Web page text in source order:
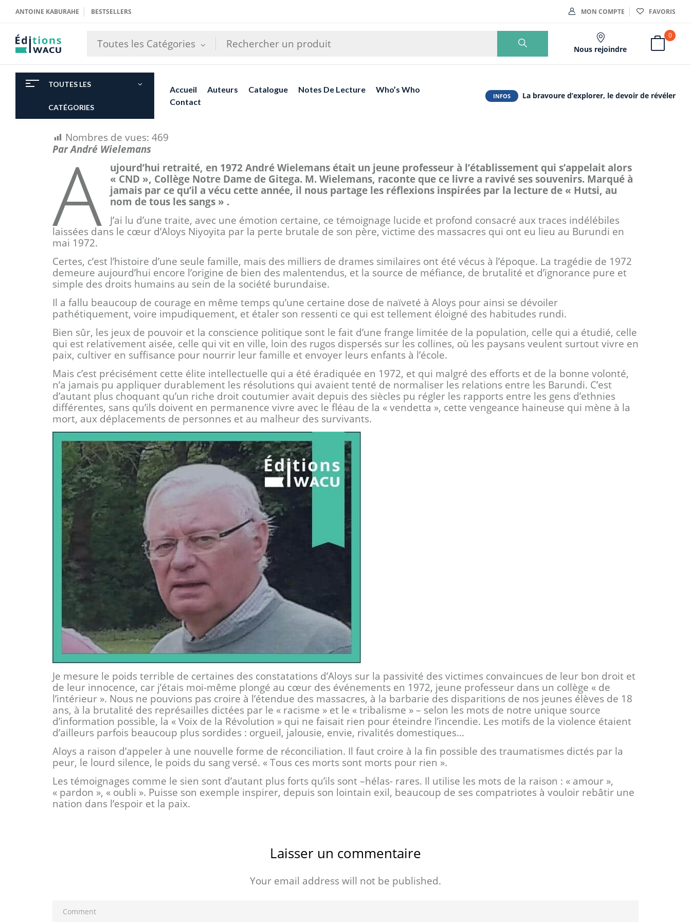
ANTOINE KABURAHE BESTSELLERS MON COMPTE FAVORIS
Toutes les Catégories Nous rejoindre
0
TOUTES LES
CATÉGORIES
Accueil Auteurs Catalogue Notes De Lecture
Who’s Who
Contact
INFOS La bravoure d’explorer, le devoir de révéler
Nombres de vues: 469
Par André Wielemans
A
ujourd’hui retraité, en 1972 André Wielemans était un jeune professeur à l’établissement qui s’appelait alors
« CND », Collège Notre Dame de Gitega. M. Wielemans, raconte que ce livre a ravivé ses souvenirs. Marqué à
jamais par ce qu’il a vécu cette année, il nous partage les réflexions inspirées par la lecture de « Hutsi, au
nom de tous les sangs » .
J’ai lu d’une traite, avec une émotion certaine, ce témoignage lucide et profond consacré aux traces indélébiles
laissées dans le cœur d’Aloys Niyoyita par la perte brutale de son père, victime des massacres qui ont eu lieu au Burundi en
mai 1972.
Certes, c’est l’histoire d’une seule famille, mais des milliers de drames similaires ont été vécus à l’époque. La tragédie de 1972
demeure aujourd’hui encore l’origine de bien des malentendus, et la source de méfiance, de brutalité et d’ignorance pure et
simple des droits humains au sein de la société burundaise.
Il a fallu beaucoup de courage en même temps qu’une certaine dose de naïveté à Aloys pour ainsi se dévoiler
pathétiquement, voire impudiquement, et étaler son ressenti ce qui est tellement éloigné des habitudes rundi.
Bien sûr, les jeux de pouvoir et la conscience politique sont le fait d’une frange limitée de la population, celle qui a étudié, celle
qui est relativement aisée, celle qui vit en ville, loin des rugos dispersés sur les collines, où les paysans veulent surtout vivre en
paix, cultiver en suffisance pour nourrir leur famille et envoyer leurs enfants à l’école.
Mais c’est précisément cette élite intellectuelle qui a été éradiquée en 1972, et qui malgré des efforts et de la bonne volonté,
n’a jamais pu appliquer durablement les résolutions qui avaient tenté de normaliser les relations entre les Barundi. C’est
d’autant plus choquant qu’un riche droit coutumier avait depuis des siècles pu régler les rapports entre les gens d’ethnies
différentes, sans qu’ils doivent en permanence vivre avec le fléau de la « vendetta », cette vengeance haineuse qui mène à la
mort, aux déplacements de personnes et au malheur des survivants.
Je mesure le poids terrible de certaines des constatations d’Aloys sur la passivité des victimes convaincues de leur bon droit et
de leur innocence, car j’étais moi-même plongé au cœur des événements en 1972, jeune professeur dans un collège « de
l’intérieur ». Nous ne pouvions pas croire à l’étendue des massacres, à la barbarie des disparitions de nos jeunes élèves de 18
ans, à la brutalité des représailles dictées par le « racisme » et le « tribalisme » – selon les mots de notre unique source
d’information possible, la « Voix de la Révolution » qui ne faisait rien pour éteindre l’incendie. Les motifs de la violence étaient
d’ailleurs parfois beaucoup plus sordides : orgueil, jalousie, envie, rivalités domestiques…
Aloys a raison d’appeler à une nouvelle forme de réconciliation. Il faut croire à la fin possible des traumatismes dictés par la
peur, le lourd silence, le poids du sang versé. « Tous ces morts sont morts pour rien ».
Les témoignages comme le sien sont d’autant plus forts qu’ils sont –hélas- rares. Il utilise les mots de la raison : « amour »,
« pardon », « oubli ». Puisse son exemple inspirer, depuis son lointain exil, beaucoup de ses compatriotes à vouloir rebâtir une
nation dans l’espoir et la paix.
Laisser un commentaire
Your email address will not be published.